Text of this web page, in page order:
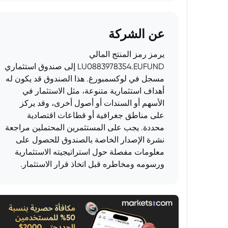
عن الشركة
يرمز رمز المنتج المالي
LU0883978354.EUFUND إلى صندوق استثماري
مسجل في لوكسمبورغ. هذا الصندوق قد يكون له
أهداف استثمارية متنوعة، مثل الاستثمار في
الأسهم أو السندات أو أصول أخرى، وقد يركز
على مناطق جغرافية أو قطاعات اقتصادية
محددة. يجب على المستثمرين المحتملين مراجعة
نشرة الإصدار الخاصة بالصندوق للحصول على
معلومات مفصلة حول استراتيجيته الاستثمارية
ورسومه ومخاطره قبل اتخاذ قرار الاستثمار.